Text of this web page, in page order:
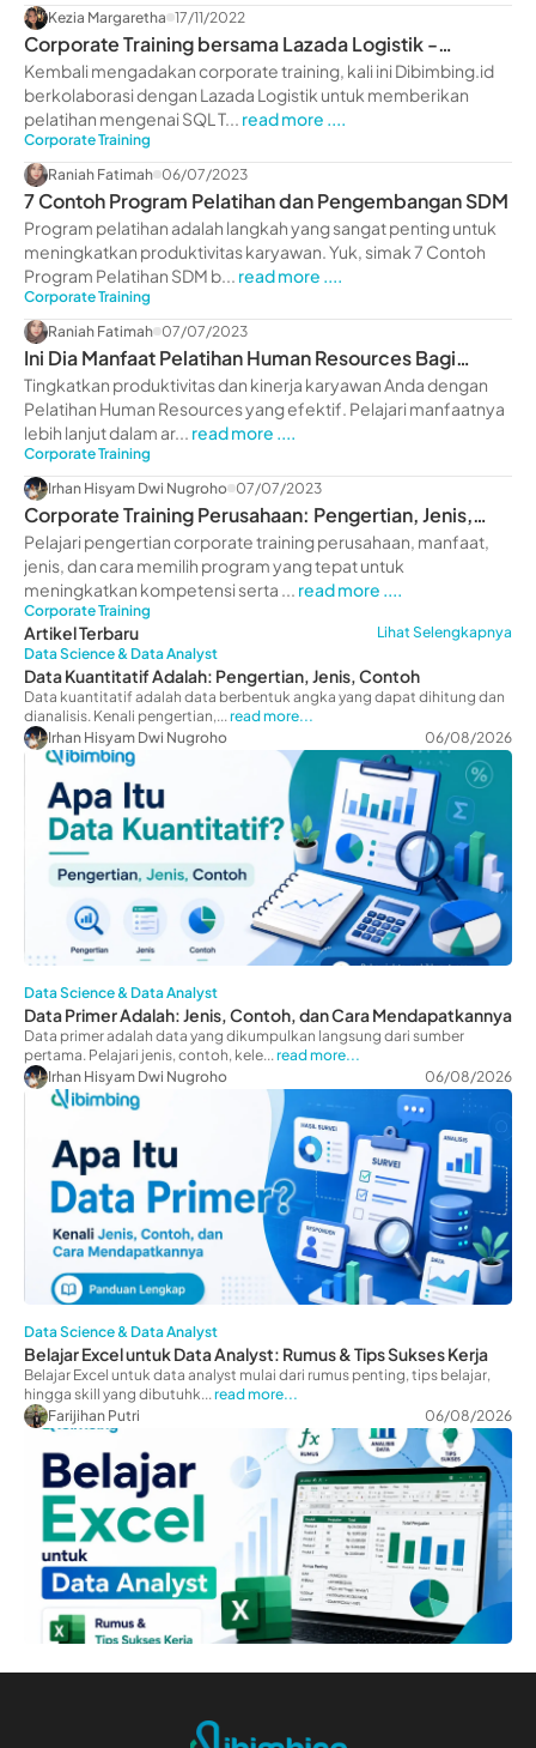
Kezia Margaretha 17/11/2022
Corporate Training bersama Lazada Logistik -
dibimbing.id
Kembali mengadakan corporate training, kali ini Dibimbing.id
berkolaborasi dengan Lazada Logistik untuk memberikan
pelatihan mengenai SQL T... read more ....
Corporate Training
Raniah Fatimah 06/07/2023
7 Contoh Program Pelatihan dan Pengembangan SDM
Program pelatihan adalah langkah yang sangat penting untuk
meningkatkan produktivitas karyawan. Yuk, simak 7 Contoh
Program Pelatihan SDM b... read more ....
Corporate Training
Raniah Fatimah 07/07/2023
Ini Dia Manfaat Pelatihan Human Resources Bagi
Perusahaan
Tingkatkan produktivitas dan kinerja karyawan Anda dengan
Pelatihan Human Resources yang efektif. Pelajari manfaatnya
lebih lanjut dalam ar... read more ....
Corporate Training
Irhan Hisyam Dwi Nugroho 07/07/2023
Corporate Training Perusahaan: Pengertian, Jenis,
Manfaat
Pelajari pengertian corporate training perusahaan, manfaat,
jenis, dan cara memilih program yang tepat untuk
meningkatkan kompetensi serta ... read more ....
Corporate Training
Artikel Terbaru
Lihat Selengkapnya
Data Science & Data Analyst
Data Kuantitatif Adalah: Pengertian, Jenis, Contoh
Data kuantitatif adalah data berbentuk angka yang dapat dihitung dan
dianalisis. Kenali pengertian,... read more...
Irhan Hisyam Dwi Nugroho
06/08/2026
Data Science & Data Analyst
Data Primer Adalah: Jenis, Contoh, dan Cara Mendapatkannya
Data primer adalah data yang dikumpulkan langsung dari sumber
pertama. Pelajari jenis, contoh, kele... read more...
Irhan Hisyam Dwi Nugroho
06/08/2026
Data Science & Data Analyst
Belajar Excel untuk Data Analyst: Rumus & Tips Sukses Kerja
Belajar Excel untuk data analyst mulai dari rumus penting, tips belajar,
hingga skill yang dibutuhk... read more...
Farijihan Putri
06/08/2026